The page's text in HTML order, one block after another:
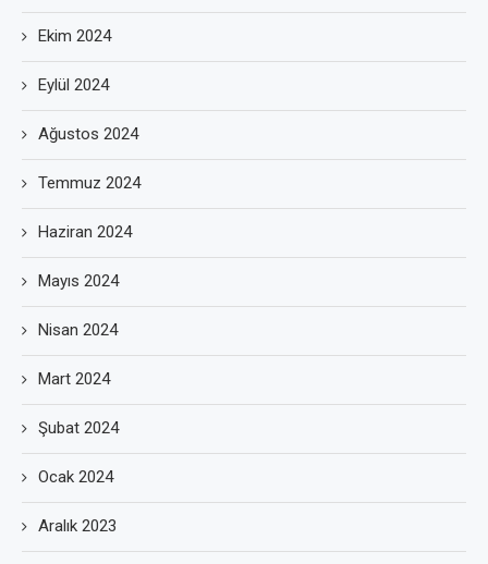
Ekim 2024
Eylül 2024
Ağustos 2024
Temmuz 2024
Haziran 2024
Mayıs 2024
Nisan 2024
Mart 2024
Şubat 2024
Ocak 2024
Aralık 2023